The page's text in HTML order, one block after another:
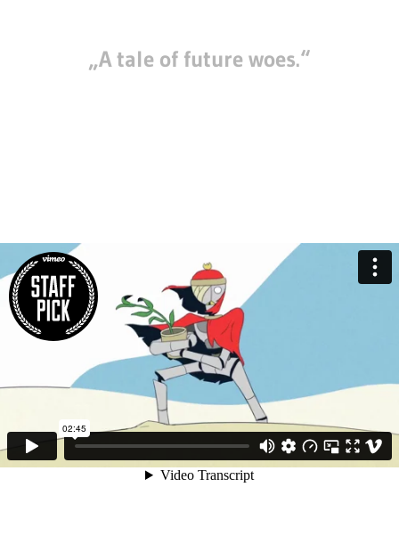
„A tale of future woes.“